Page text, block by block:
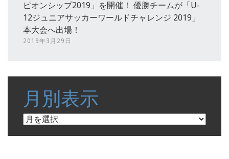
ピオンシップ2019」を開催！ 優勝チームが「U-
12ジュニアサッカーワールドチャレンジ 2019」
本大会へ出場！
2019年3月29日
月別表示
月